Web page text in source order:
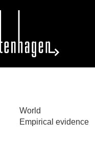
World
Empirical evidence